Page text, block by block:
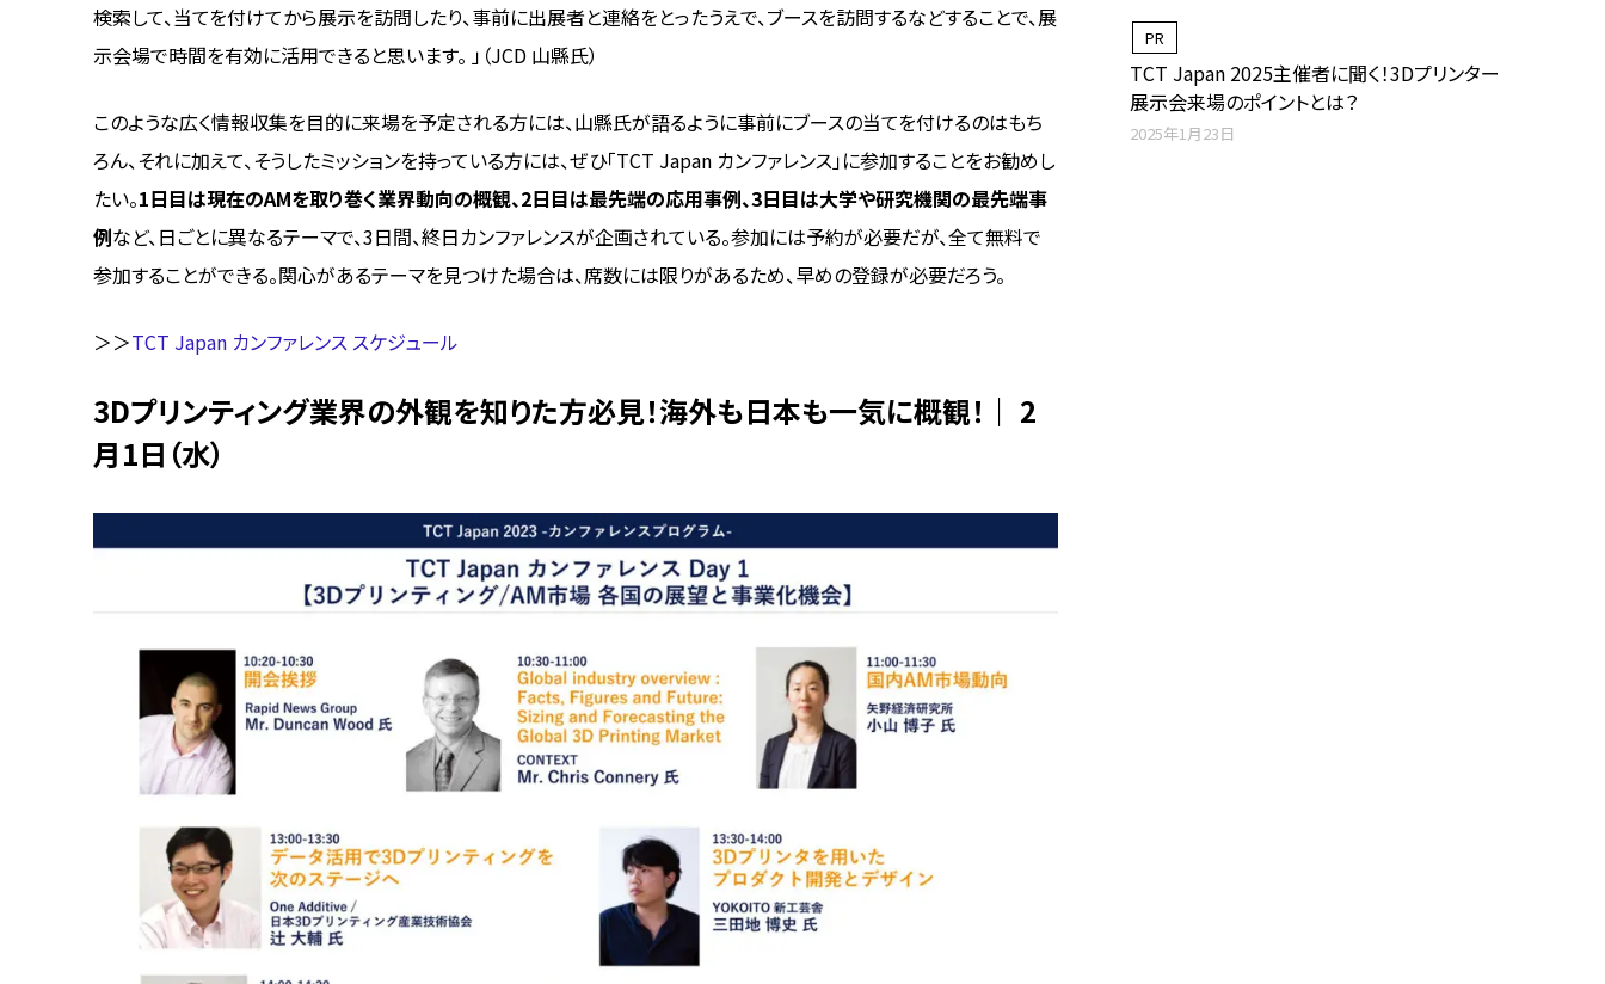
検索して、当てを付けてから展示を訪問したり、事前に出展者と連絡をとったうえで、ブースを訪問するなどすることで、展
示会場で時間を有効に活用できると思います。 」（JCD 山縣氏）
このような広く情報収集を目的に来場を予定される方には、山縣氏が語るように事前にブースの当てを付けるのはもち
ろん、それに加えて、そうしたミッションを持っている方には、ぜひ「TCT Japan カンファレンス」に参加することをお勧めし
たい。1日目は現在のAMを取り巻く業界動向の概観、2日目は最先端の応用事例、3日目は大学や研究機関の最先端事
例など、日ごとに異なるテーマで、3日間、終日カンファレンスが企画されている。参加には予約が必要だが、全て無料で
参加することができる。関心があるテーマを見つけた場合は、席数には限りがあるため、早めの登録が必要だろう。
＞＞TCT Japan カンファレンス スケジュール
3Dプリンティング業界の外観を知りた方必見！海外も日本も一気に概観！｜ 2
月1日（水）
PR
TCT Japan 2025主催者に聞く！3Dプリンター
展示会来場のポイントとは？
2025年1月23日